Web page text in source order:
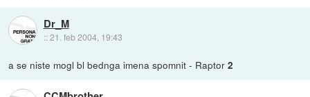
Dr_M
::21. feb 2004, 19:43
a se niste mogl bl bednga imena spomnit - Raptor2